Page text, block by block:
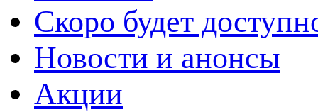
Скоро будет
Новости и анонсы
Акции